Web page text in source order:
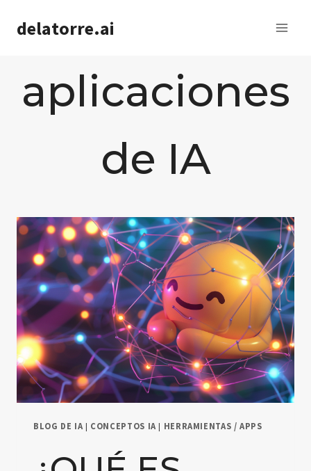
delatorre.ai
aplicaciones
de IA
BLOG DE IA | CONCEPTOS IA | HERRAMIENTAS / APPS